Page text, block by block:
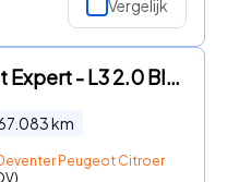
Vergelijk
Peugeot Expert - L3 2.0 BlueHDI 120 PK | DUBBELE CABINE | TREKHAAK | SENSOREN
km
Peugeot Citroen